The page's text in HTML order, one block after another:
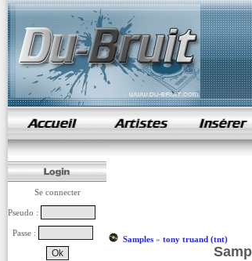
samples de rap
Se connecter
Pseudo :
Passe :
Samples» tony truand (tnt)